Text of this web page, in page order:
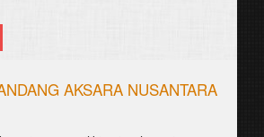
AKSARA NUSANTARA